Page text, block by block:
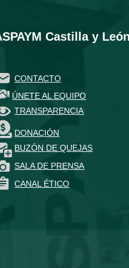
Castilla y León
CONTACTO
ÚNETE AL EQUIPO
TRANSPARENCIA
DONACIÓN
BUZÓN DE QUEJAS
SALA DE PRENSA
CANAL ÉTICO